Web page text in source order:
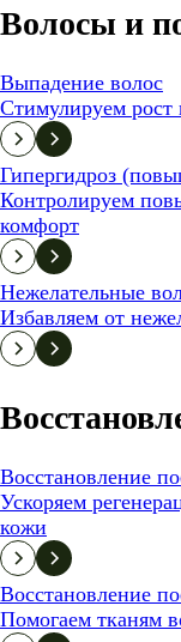
Волосы и
Выпадение волос
Стимулируем
Гипергидроз
Контролируем
комфорт
Нежелательные
Избавляем от
Восстановление
Ускоряем
кожи
Восстановление
Помогаем тканям